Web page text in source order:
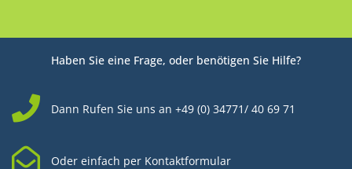
Haben Sie eine Frage, oder benötigen Sie Hilfe?
Dann Rufen Sie uns an +49 (0) 34771/ 40 69 71
Oder einfach per Kontaktformular